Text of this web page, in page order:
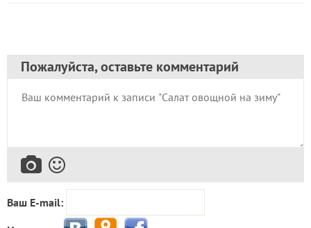
Пожалуйста, оставьте комментарий
Ваш E-mail: